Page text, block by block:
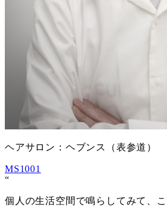
ヘアサロン：ヘブンス（表参道）
MS1001
“
個人の生活空間で鳴らしてみて、